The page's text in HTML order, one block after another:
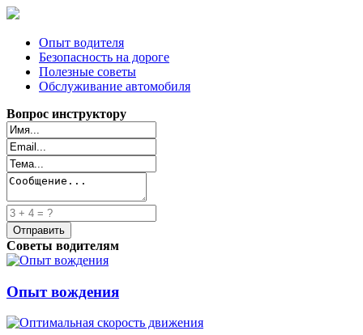
Опыт водителя
Безопасность на дороге
Полезные советы
Обслуживание автомобиля
Вопрос инструктору
Советы водителям
Опыт вождения